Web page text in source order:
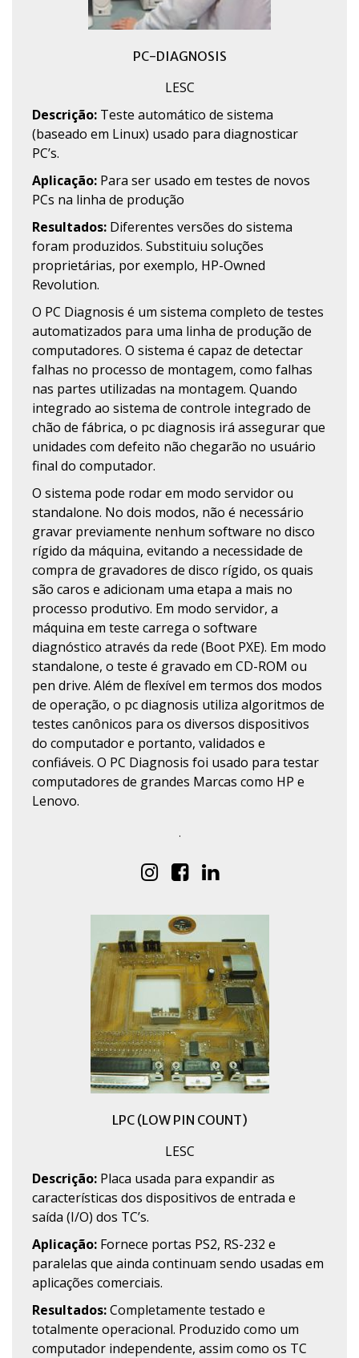
PC-DIAGNOSIS
LESC
Descrição: Teste automático de sistema
(baseado em Linux) usado para diagnosticar
PC’s.
Aplicação: Para ser usado em testes de novos
PCs na linha de produção
Resultados: Diferentes versões do sistema
foram produzidos. Substituiu soluções
proprietárias, por exemplo, HP-Owned
Revolution.
O PC Diagnosis é um sistema completo de testes
automatizados para uma linha de produção de
computadores. O sistema é capaz de detectar
falhas no processo de montagem, como falhas
nas partes utilizadas na montagem. Quando
integrado ao sistema de controle integrado de
chão de fábrica, o pc diagnosis irá assegurar que
unidades com defeito não chegarão no usuário
final do computador.
O sistema pode rodar em modo servidor ou
standalone. No dois modos, não é necessário
gravar previamente nenhum software no disco
rígido da máquina, evitando a necessidade de
compra de gravadores de disco rígido, os quais
são caros e adicionam uma etapa a mais no
processo produtivo. Em modo servidor, a
máquina em teste carrega o software
diagnóstico através da rede (Boot PXE). Em modo
standalone, o teste é gravado em CD-ROM ou
pen drive. Além de flexível em termos dos modos
de operação, o pc diagnosis utiliza algoritmos de
testes canônicos para os diversos dispositivos
do computador e portanto, validados e
confiáveis. O PC Diagnosis foi usado para testar
computadores de grandes Marcas como HP e
Lenovo.
.
LPC (LOW PIN COUNT)
LESC
Descrição: Placa usada para expandir as
características dos dispositivos de entrada e
saída (I/O) dos TC’s.
Aplicação: Fornece portas PS2, RS-232 e
paralelas que ainda continuam sendo usadas em
aplicações comerciais.
Resultados:Completamente testado e
totalmente operacional. Produzido como um
computador independente, assim como os TC